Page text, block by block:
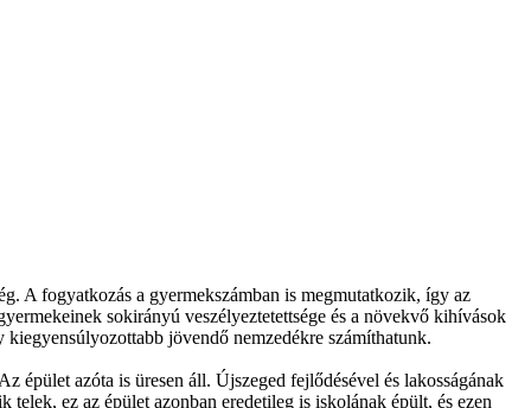
A fogyatkozás a gyermekszámban is megmutatkozik, így az
sokirányú veszélyeztetettsége és a növekvő kihívások
jövendő nemzedékre számíthatunk.
épület azóta is üresen áll. Újszeged fejlődésével és lakosságának
ez az épület azonban eredetileg is iskolának épült, és ezen